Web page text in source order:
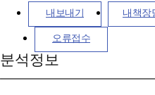
내보내기 내책장
오류접수
분석정보